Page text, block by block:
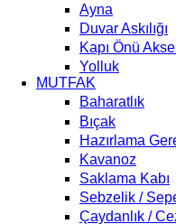
Ayna
Duvar Askılığı
Kapı Önü
Yolluk
MUTFAK
Baharatlık
Bıçak
Hazırlama
Kavanoz
Saklama Kabı
Sebzelik /
Çaydanlık /